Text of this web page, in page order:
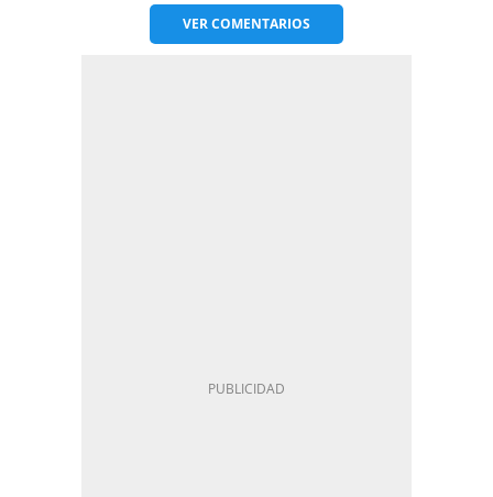
VERCOMENTARIOS